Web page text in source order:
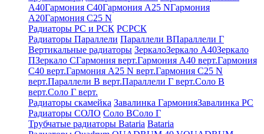
А40Гармония С40Гармония А25 NГармония
А20Гармония С25 N
Радиаторы РС и РСК РСРСК
Радиаторы Параллели Параллели ВПараллели Г
Вертикальные радиаторы ЗеркалоЗеркало А40Зеркало
ПЗеркало СГармония верт.Гармония А40 верт.Гармония
С40 верт.Гармония А25 N верт.Гармония С25 N
верт.Параллели В верт.Параллели Г верт.Соло В
верт.Соло Г верт.
Радиаторы скамейка Завалинка ГармонияЗавалинка РС
Радиаторы СОЛО Соло ВСоло Г
Трубчатые радиаторы Bataria Bataria